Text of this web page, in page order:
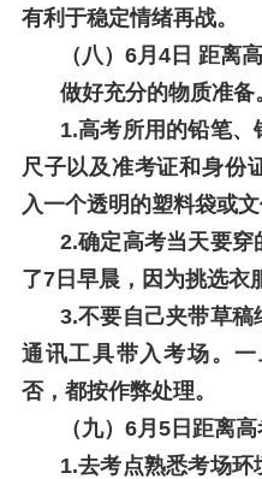
有利于稳定情绪再战。
（八）6月4日 距离
做好充分的物质准备
1.高考所用的铅笔、
尺子以及准考证和身份
入一个透明的塑料袋或文
2.确定高考当天要穿
了7日早晨，因为挑选衣
3.不要自己夹带草
通讯工具带入考场。
否，都按作弊处理。
（九）6月5日距离
1.去考点熟悉考场环